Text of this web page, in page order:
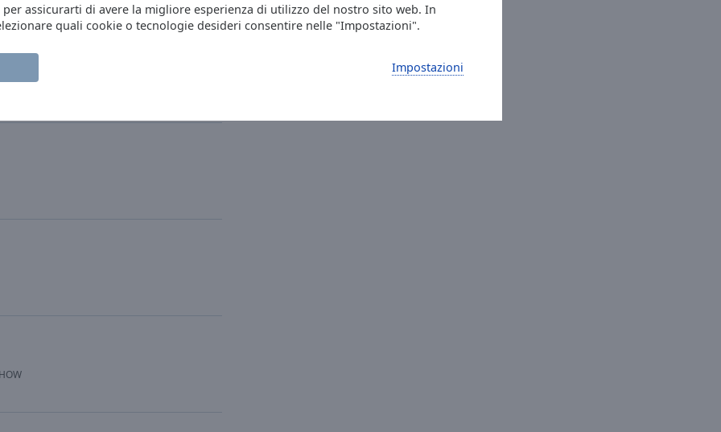
per assicurarti di avere la migliore esperienza di utilizzo del nostro sito web. In
quali cookie o tecnologie desideri consentire nelle "Impostazioni".
Impostazioni